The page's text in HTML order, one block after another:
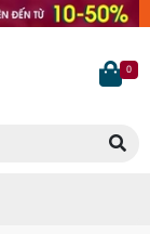
0